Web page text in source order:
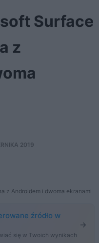
Surface
z
2019
z Androidem i dwoma ekranami
źródło w
się w Twoich wynikach